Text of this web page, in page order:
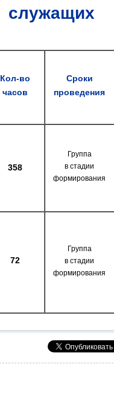
служащих
Кол-во
часов
Сроки
проведения
358
Группа
в стадии
формирования
72
Группа
в стадии
формирования